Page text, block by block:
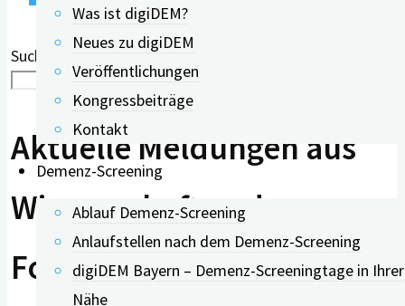
Was ist digiDEM?
Neues zu digiDEM
Veröffentlichungen
Kongressbeiträge
Kontakt
Demenz-Screening
Ablauf Demenz-Screening
Anlaufstellen nach dem Demenz-Screening
digiDEM Bayern – Demenz-Screeningtage in Ihrer
Nähe
Suchen in wissenschaftlichen Meldungen:
Suchen
Aktuelle Meldungen aus
Wissenschaft und
Forschung